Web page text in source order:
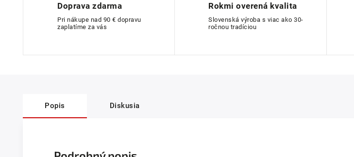
Doprava zdarma
Pri nákupe nad 90 € dopravu
zaplatíme za vás
Rokmi overená kvalita
Slovenská výroba s viac ako 30-
ročnou tradíciou
Popis Diskusia